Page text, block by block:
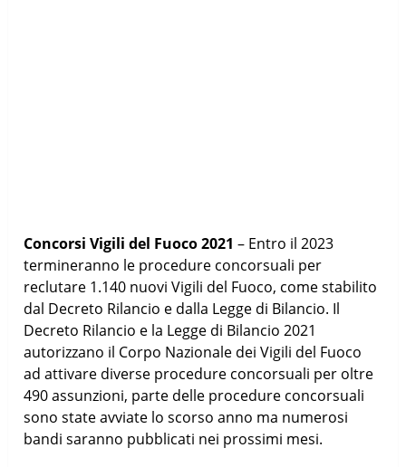
Concorsi Vigili del Fuoco 2021 – Entro il 2023
termineranno le procedure concorsuali per
reclutare 1.140 nuovi Vigili del Fuoco, come stabilito
dal Decreto Rilancio e dalla Legge di Bilancio. Il
Decreto Rilancio e la Legge di Bilancio 2021
autorizzano il Corpo Nazionale dei Vigili del Fuoco
ad attivare diverse procedure concorsuali per oltre
490 assunzioni, parte delle procedure concorsuali
sono state avviate lo scorso anno ma numerosi
bandi saranno pubblicati nei prossimi mesi.